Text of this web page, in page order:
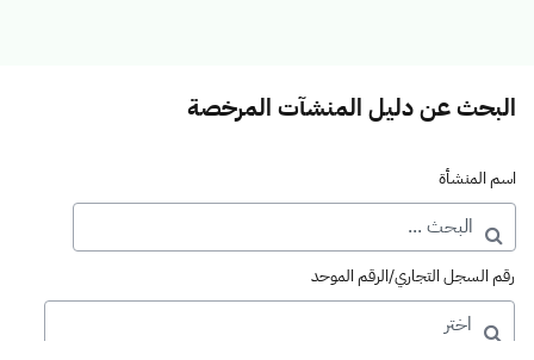
البحث عن دليل المنشآت المرخصة
اسم المنشأة
رقم السجل التجاري/الرقم الموحد